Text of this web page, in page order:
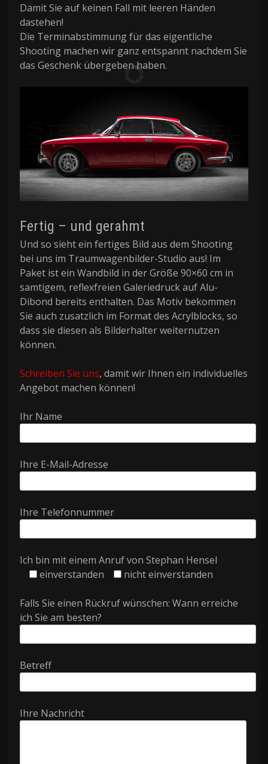
Damit Sie auf keinen Fall mit leeren Händen
dastehen!
Die Terminabstimmung für das eigentliche
Shooting machen wir ganz entspannt nachdem Sie
das Geschenk übergeben haben.
Fertig – und gerahmt
Und so sieht ein fertiges Bild aus dem Shooting
bei uns im Traumwagenbilder-Studio aus! Im
Paket ist ein Wandbild in der Größe 90×60 cm in
samtigem, reflexfreien Galeriedruck auf Alu-
Dibond bereits enthalten. Das Motiv bekommen
Sie auch zusatzlich im Format des Acrylblocks, so
dass sie diesen als Bilderhalter weiternutzen
können.
Schreiben Sie uns, damit wir Ihnen ein individuelles
Angebot machen können!
Ihr Name
Ihre E-Mail-Adresse
Ihre Telefonnummer
Ich bin mit einem Anruf von Stephan Hensel
einverstanden
nicht einverstanden
Falls Sie einen Rückruf wünschen: Wann erreiche
ich Sie am besten?
Betreff
Ihre Nachricht